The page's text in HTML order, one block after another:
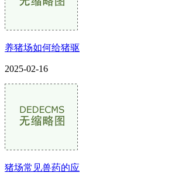
养猪场如何给猪驱
2025-02-16
猪场常见兽药的应